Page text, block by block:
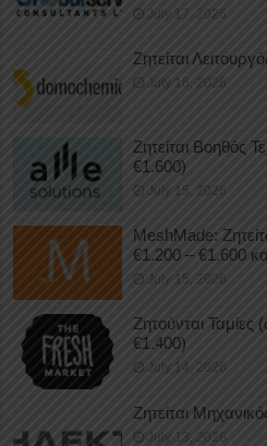
July 17, 2026
Ζητείται
July 16, 2026
Ζητείται Βοηθός
€1.600)
July 15, 2026
MeshMade:
€1.200 – €1.600
July 15, 2026
Ζητούνται Ταμίες
€1.400)
July 14, 2026
Ζητείται
July 13, 2026